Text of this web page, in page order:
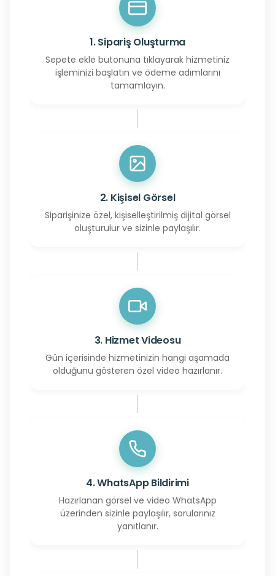
1. Sipariş Oluşturma
Sepete ekle butonuna tıklayarak hizmetiniz
işleminizi başlatın ve ödeme adımlarını
tamamlayın.
2. Kişisel Görsel
Siparişinize özel, kişiselleştirilmiş dijital görsel
oluşturulur ve sizinle paylaşılır.
3. Hizmet Videosu
Gün içerisinde hizmetinizin hangi aşamada
olduğunu gösteren özel video hazırlanır.
4. WhatsApp Bildirimi
Hazırlanan görsel ve video WhatsApp
üzerinden sizinle paylaşılır, sorularınız
yanıtlanır.